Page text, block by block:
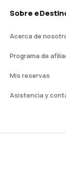
Sobre
Acerca de
Programa de
Mis reservas
Asistencia y